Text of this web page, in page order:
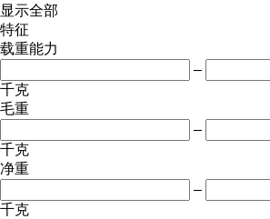
显示全部
特征
载重能力
–
千克
毛重
–
千克
净重
–
千克